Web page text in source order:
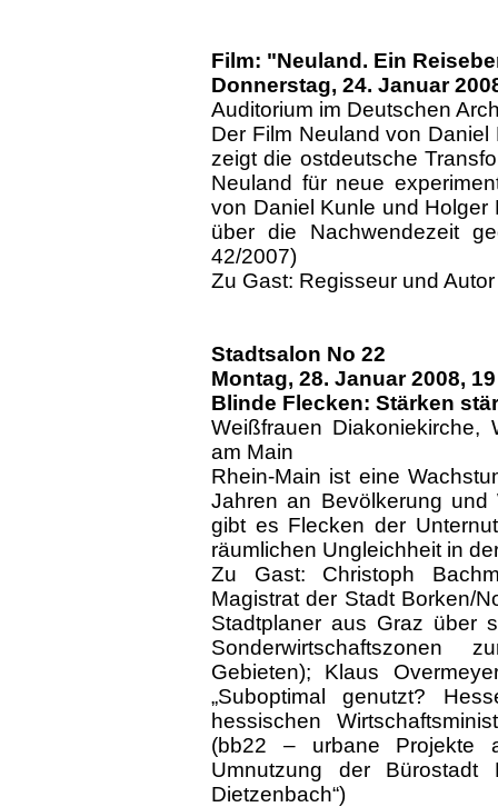
Film: "Neuland. Ein
Donnerstag, 24. Januar
Auditorium im Deutschen
Der Film Neuland von
zeigt die ostdeutsche
Neuland für neue
von Daniel Kunle und
über die Nachwendezeit
42/2007)
Zu Gast: Regisseur und
Stadtsalon No 22
Montag, 28. Januar 2008,
Blinde Flecken: Stärken
Weißfrauen Diakoniekirche,
am Main
Rhein-Main ist eine
Jahren an Bevölkerung und
gibt es Flecken der
räumlichen Ungleichheit in
Zu Gast: Christoph
Magistrat der Stadt Borken/
Stadtplaner aus Graz über
Sonderwirtschaftszonen
Gebieten); Klaus
„Suboptimal genutzt?
hessischen
(bb22 – urbane Projekte
Umnutzung der
Dietzenbach“)